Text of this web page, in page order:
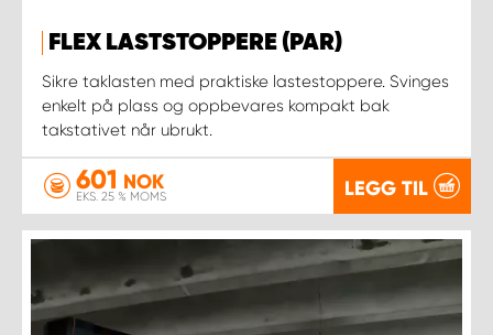
FLEX LASTSTOPPERE (PAR)
Sikre taklasten med praktiske lastestoppere. Svinges
enkelt på plass og oppbevares kompakt bak
takstativet når ubrukt.
601 NOK
EKS. 25 % MOMS LEGG TIL